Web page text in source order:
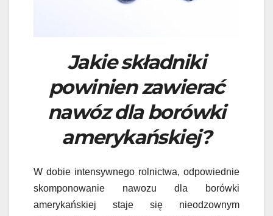
Jakie składniki
powinien zawierać
nawóz dla borówki
amerykańskiej?
W dobie intensywnego rolnictwa, odpowiednie
skomponowanie nawozu dla borówki
amerykańskiej staje się nieodzownym